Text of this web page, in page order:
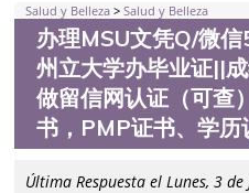
Salud y Belleza >Salud y Belleza
办理MSU文凭Q/微
州立大学办毕业证||
做留信网认证（可查
书，PMP证书、学历
Última Respuesta el Lunes, 3